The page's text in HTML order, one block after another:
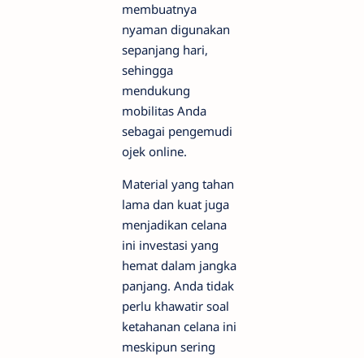
membuatnya
nyaman digunakan
sepanjang hari,
sehingga
mendukung
mobilitas Anda
sebagai pengemudi
ojek online.
Material yang tahan
lama dan kuat juga
menjadikan celana
ini investasi yang
hemat dalam jangka
panjang. Anda tidak
perlu khawatir soal
ketahanan celana ini
meskipun sering